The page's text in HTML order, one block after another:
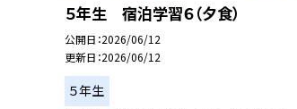
５年生 宿泊学習６（夕食）
公開日 2026/06/12
更新日 2026/06/12
５年生